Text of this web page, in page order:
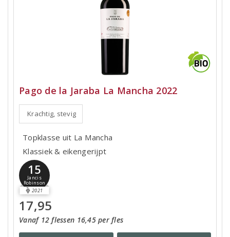
Pago de la Jaraba La Mancha 2022
Krachtig, stevig
Topklasse uit La Mancha
Klassiek & eikengerijpt
15
Jancis
Robinson
2021
17,95
Vanaf 12 flessen 16,45 per fles